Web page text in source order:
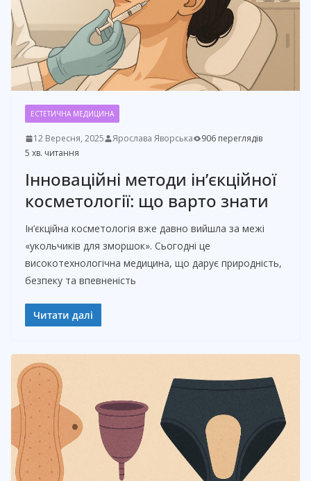
ЕСТЕТИЧНА МЕДИЦИНА
12 Вересня, 2025 Ярослава Яворська
906 переглядів
5 хв. читання
Інноваційні методи ін’єкційної
косметології: що варто знати
Ін’єкційна косметологія вже давно вийшла за межі
«укольчиків для зморшок». Сьогодні це
високотехнологічна медицина, що дарує природність,
безпеку та впевненість
Читати далі